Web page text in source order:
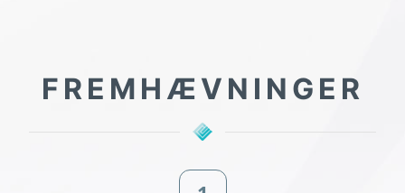
FREMHÆVNINGER